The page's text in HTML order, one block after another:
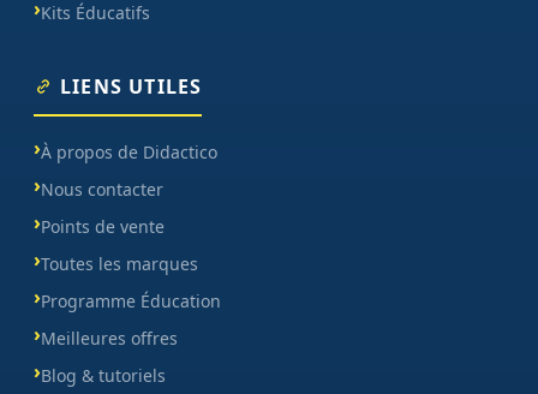
Kits Éducatifs
LIENS UTILES
À propos de Didactico
Nous contacter
Points de vente
Toutes les marques
Programme Éducation
Meilleures offres
Blog & tutoriels